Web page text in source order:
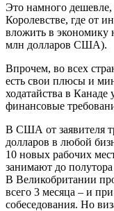
Это намного дешевле,
Королевстве, где от
вложить в экономику
млн долларов США).
Впрочем, во всех
есть свои плюсы и
ходатайства в Канаде
финансовые
В США от заявителя
долларов в любой
10 новых рабочих
занимают до полутора
В Великобритании
всего 3 месяца – и
собеседования. Но